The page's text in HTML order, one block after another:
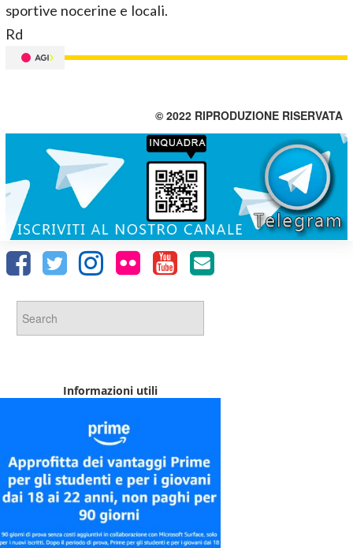
sportive nocerine e locali.
Rd
© 2022 RIPRODUZIONE RISERVATA
Informazioni utili